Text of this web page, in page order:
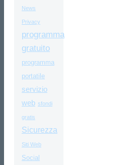
News
Privacy
programma
gratuito
programma
portatile
servizio
web sfondi
gratis
Sicurezza
Siti Web
Social